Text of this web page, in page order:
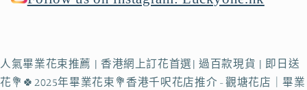
人氣畢業花束推薦 | 香港網上訂花首選| 過百款現貨 | 即日送
花💐🍀2025年畢業花束💐香港千呎花店推介 - 觀塘花店｜畢業